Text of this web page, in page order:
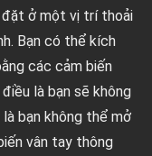
đặt ở một vị trí thoải
Bạn có thể kích
các cảm biến
là bạn sẽ không
bạn không thể mở
vân tay thông